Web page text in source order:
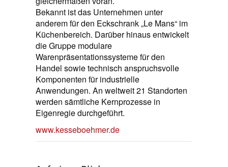
Bekannt ist das Unternehmen unter
anderem für den Eckschrank „Le Mans“ im
Küchenbereich. Darüber hinaus entwickelt
die Gruppe modulare
Warenpräsentationssysteme für den
Handel sowie technisch anspruchsvolle
Komponenten für industrielle
Anwendungen. An weltweit 21 Standorten
werden sämtliche Kernprozesse in
Eigenregie durchgeführt.
www.kesseboehmer.de